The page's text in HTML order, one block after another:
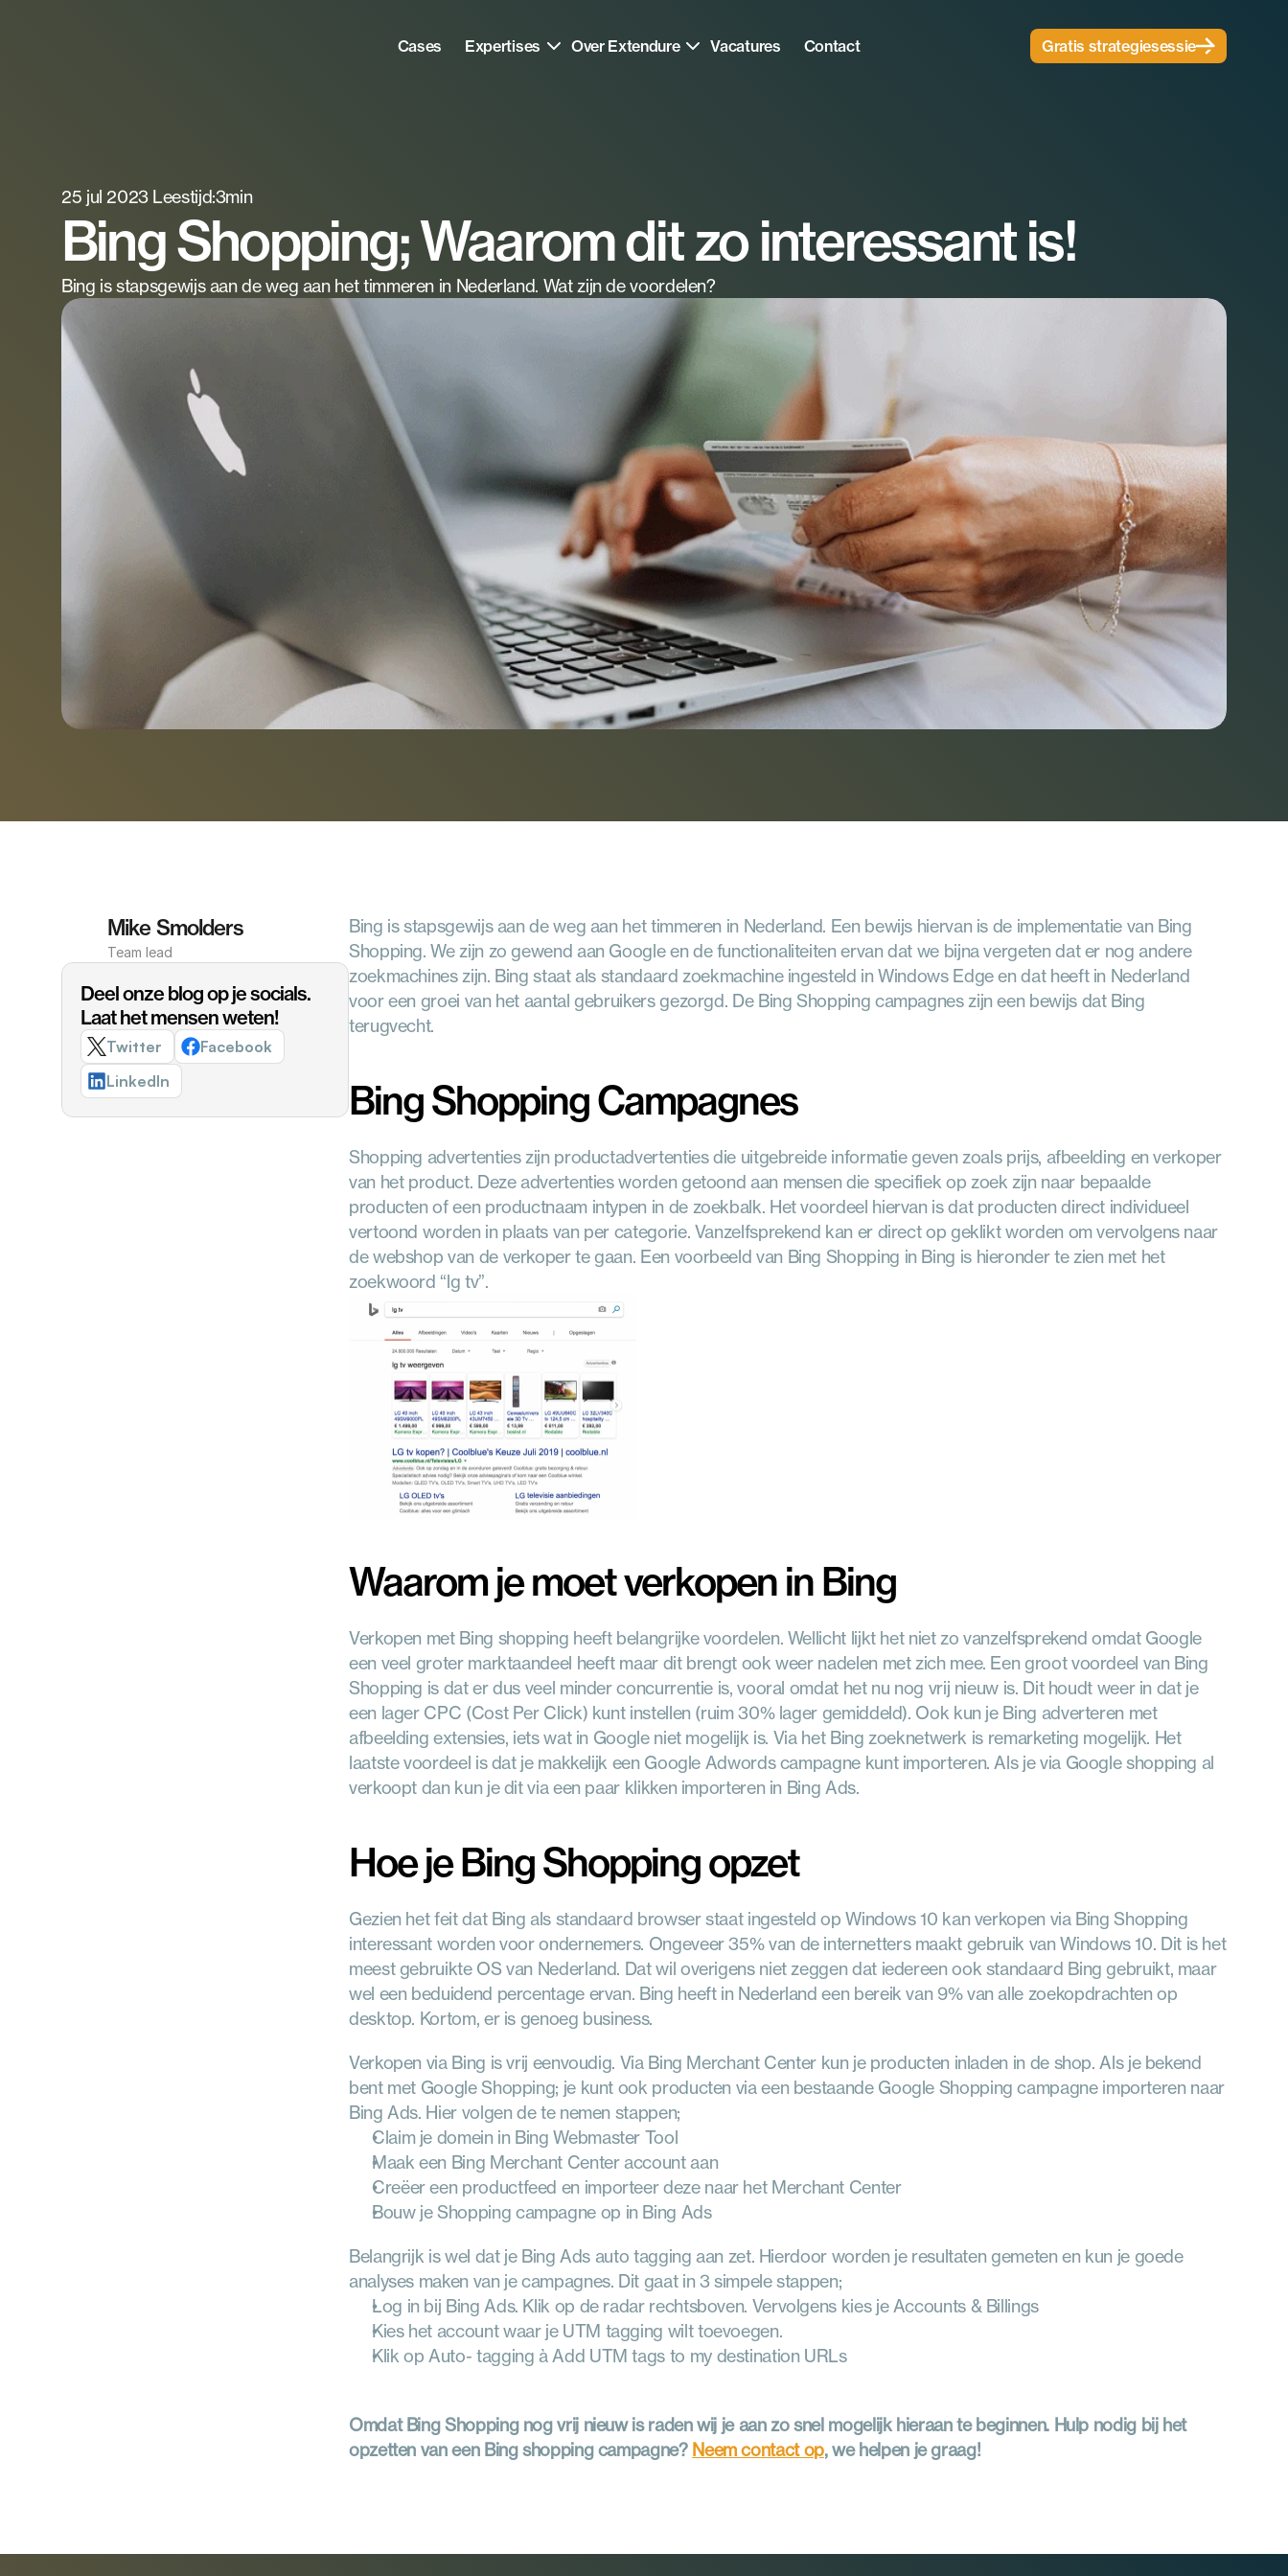
Cases Expertises Over Extendure Vacatures Contact Gratis strategiesessie
25 jul 2023 Leestijd:3min
Bing Shopping; Waarom dit zo interessant is!
Bing is stapsgewijs aan de weg aan het timmeren in Nederland. Wat zijn de voordelen?
Mike Smolders
Team lead
Deel onze blog op je socials.
Laat het mensen weten!
Twitter
Facebook
LinkedIn
Bing is stapsgewijs aan de weg aan het timmeren in Nederland. Een bewijs hiervan is de implementatie van Bing
Shopping. We zijn zo gewend aan Google en de functionaliteiten ervan dat we bijna vergeten dat er nog andere
zoekmachines zijn. Bing staat als standaard zoekmachine ingesteld in Windows Edge en dat heeft in Nederland
voor een groei van het aantal gebruikers gezorgd. De Bing Shopping campagnes zijn een bewijs dat Bing
terugvecht.
Bing Shopping Campagnes
Shopping advertenties zijn productadvertenties die uitgebreide informatie geven zoals prijs, afbeelding en verkoper
van het product. Deze advertenties worden getoond aan mensen die specifiek op zoek zijn naar bepaalde
producten of een productnaam intypen in de zoekbalk. Het voordeel hiervan is dat producten direct individueel
vertoond worden in plaats van per categorie. Vanzelfsprekend kan er direct op geklikt worden om vervolgens naar
de webshop van de verkoper te gaan. Een voorbeeld van Bing Shopping in Bing is hieronder te zien met het
zoekwoord “lg tv”.
Waarom je moet verkopen in Bing
Verkopen met Bing shopping heeft belangrijke voordelen. Wellicht lijkt het niet zo vanzelfsprekend omdat Google
een veel groter marktaandeel heeft maar dit brengt ook weer nadelen met zich mee. Een groot voordeel van Bing
Shopping is dat er dus veel minder concurrentie is, vooral omdat het nu nog vrij nieuw is. Dit houdt weer in dat je
een lager CPC (Cost Per Click) kunt instellen (ruim 30% lager gemiddeld). Ook kun je Bing adverteren met
afbeelding extensies, iets wat in Google niet mogelijk is. Via het Bing zoeknetwerk is remarketing mogelijk. Het
laatste voordeel is dat je makkelijk een Google Adwords campagne kunt importeren. Als je via Google shopping al
verkoopt dan kun je dit via een paar klikken importeren in Bing Ads.
Hoe je Bing Shopping opzet
Gezien het feit dat Bing als standaard browser staat ingesteld op Windows 10 kan verkopen via Bing Shopping
interessant worden voor ondernemers. Ongeveer 35% van de internetters maakt gebruik van Windows 10. Dit is het
meest gebruikte OS van Nederland. Dat wil overigens niet zeggen dat iedereen ook standaard Bing gebruikt, maar
wel een beduidend percentage ervan. Bing heeft in Nederland een bereik van 9% van alle zoekopdrachten op
desktop. Kortom, er is genoeg business.
Verkopen via Bing is vrij eenvoudig. Via Bing Merchant Center kun je producten inladen in de shop. Als je bekend
bent met Google Shopping; je kunt ook producten via een bestaande Google Shopping campagne importeren naar
Bing Ads. Hier volgen de te nemen stappen;
Claim je domein in Bing Webmaster Tool
Maak een Bing Merchant Center account aan
Creëer een productfeed en importeer deze naar het Merchant Center
Bouw je Shopping campagne op in Bing Ads
Belangrijk is wel dat je Bing Ads auto tagging aan zet. Hierdoor worden je resultaten gemeten en kun je goede
analyses maken van je campagnes. Dit gaat in 3 simpele stappen;
Log in bij Bing Ads. Klik op de radar rechtsboven. Vervolgens kies je Accounts & Billings
Kies het account waar je UTM tagging wilt toevoegen.
Klik op Auto- tagging à Add UTM tags to my destination URLs
Omdat Bing Shopping nog vrij nieuw is raden wij je aan zo snel mogelijk hieraan te beginnen. Hulp nodig bij het
opzetten van een Bing shopping campagne? Neem contact op, we helpen je graag!